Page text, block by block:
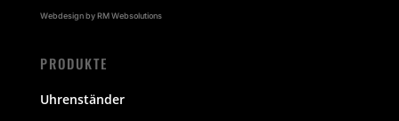
Webdesign by RM Websolutions
PRODUKTE
Uhrenständer